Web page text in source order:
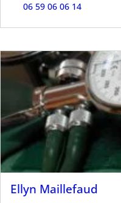
06 59 06 06 14
Ellyn Maillefaud